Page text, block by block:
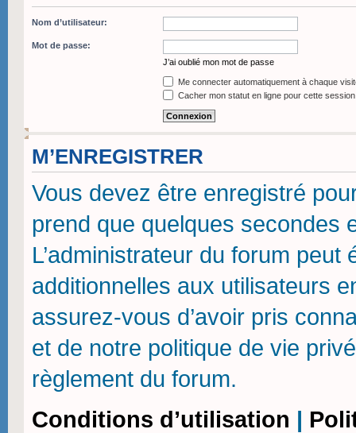
Nom d’utilisateur:
Mot de passe:
J’ai oublié mon mot de passe
Me connecter automatiquement à chaque
Cacher mon statut en ligne pour cette session
M’ENREGISTRER
Vous devez être enregistré
prend que quelques secondes
L’administrateur du forum
additionnelles aux utilisateurs
assurez-vous d’avoir pris
et de notre politique de vie
règlement du forum.
Conditions d’utilisation |